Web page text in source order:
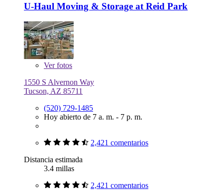
U-Haul Moving & Storage at Reid Park
Verfotos
1550 S Alvernon Way
Tucson, AZ 85711
(520) 729-1485
Hoy abierto de 7 a. m. - 7 p. m.
2,421 comentarios
Distancia estimada
3.4 millas
2,421 comentarios